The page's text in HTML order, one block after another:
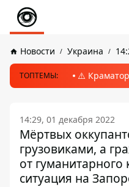
Новости Украина
ТОПТЕМЫ: ⚠️
14:29, 01 декабря 2022
Мёртвых
грузовиками, а
от гуманитарного
ситуация на